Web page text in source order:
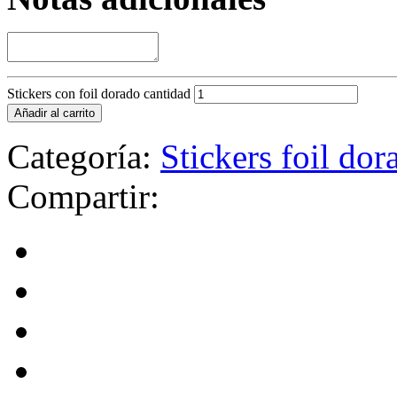
Stickers con foil dorado cantidad
Añadir al carrito
Categoría: Stickers foil
Compartir: